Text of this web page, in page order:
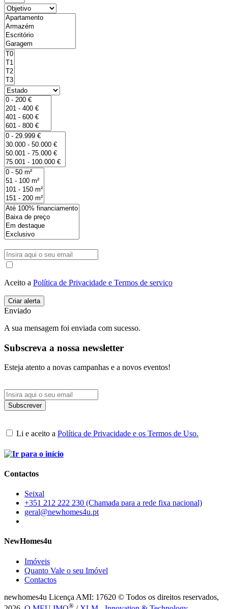
Aceito a Política de Privacidade e Termos de serviço
Enviado
A sua mensagem foi enviada com sucesso.
Subscreva a nossa newsletter
Esteja atento a novas campanhas e a novos eventos!
Li e aceito a Política de Privacidade e os Termos de Uso.
Contactos
Seixal
+351 212 222 230 (Chamada para a rede fixa nacional)
geral@newhomes4u.pt
NewHomes4u
Imóveis
Quanto Vale o seu Imóvel
Contactos
newhomes4u Licença AMI: 17620 © Todos os direitos reservados,
®